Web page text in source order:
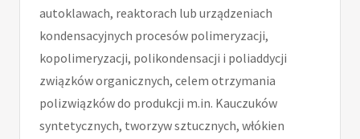
autoklawach, reaktorach lub urządzeniach
kondensacyjnych procesów polimeryzacji,
kopolimeryzacji, polikondensacji i poliaddycji
związków organicznych, celem otrzymania
polizwiązków do produkcji m.in. Kauczuków
syntetycznych, tworzyw sztucznych, włókien